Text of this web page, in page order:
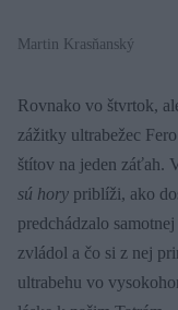
Martin Krasňanský
Rovnako vo štvrtok,
zážitky ultrabežec
štítov na jeden záťah.
sú hory priblíži, ako
predchádzalo
zvládol a čo si z nej
ultrabehu vo